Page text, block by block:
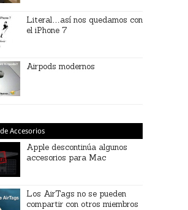
Literal…así nos quedamos con
el iPhone 7
Airpods modernos
Accesorios
Apple descontinúa algunos
accesorios para Mac
Los AirTags no se pueden
compartir con otros miembros